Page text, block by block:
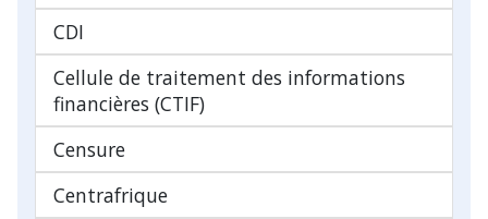
CDI
Cellule de traitement des informations
financières (CTIF)
Censure
Centrafrique